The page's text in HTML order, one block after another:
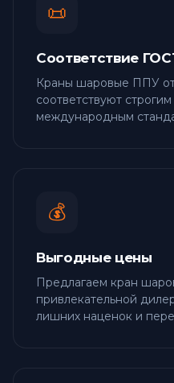
📜
Соответствие
Краны шаровые ППУ
соответствуют
международным
💰
Выгодные цены
Предлагаем кран
привлекательной
лишних наценок и